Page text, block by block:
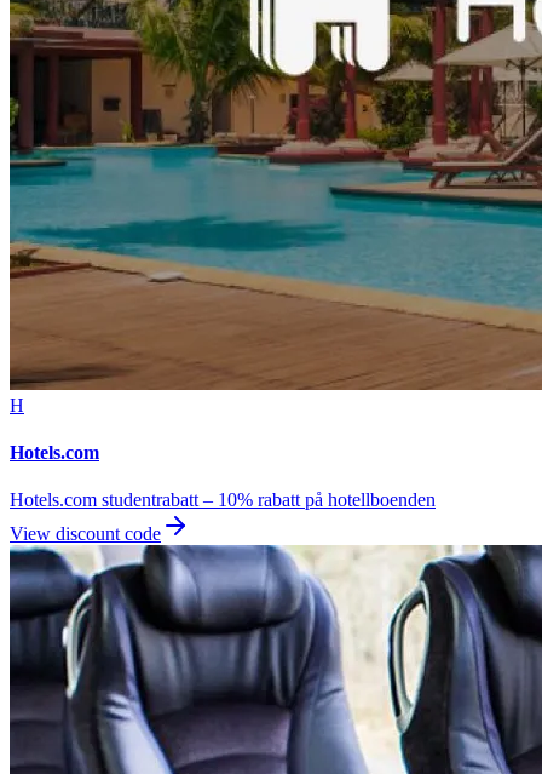
H
Hotels.com
Hotels.com studentrabatt – 10% rabatt på hotellboenden
View discount code